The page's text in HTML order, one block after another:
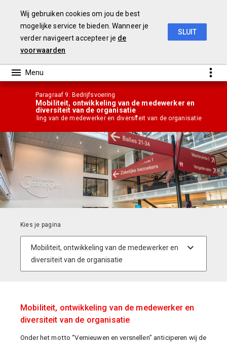
Paragraaf 9: Bedrijfsvoering
Mobiliteit, ontwikkeling van de medewerker en
diversiteit van de organisatie
ontwikkeling van de medewerker en diversiteit van de organisatie
Mobiliteit, ontwikkeling van de medewerker en
diversiteit van de organisatie
Onder het motto “Vernieuwen en versnellen” anticiperen wij de
Wij gebruiken cookies om jou de best
mogelijke service te bieden. Wanneer je
verder navigeert accepteer je de
voorwaarden
SLUIT